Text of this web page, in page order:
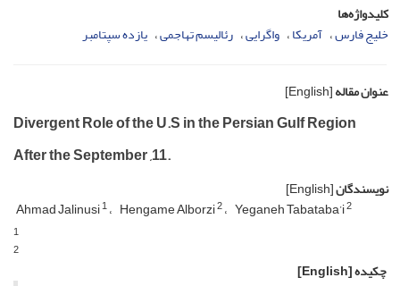
کلیدواژه‌ها
خلیج فارس آمریکا واگرایی رئالیسم تهاجمی یازده سپتامبر
عنوان مقاله[English]
Divergent Role of the U.S in the Persian Gulf Region
After the September ,11.
نویسندگان[English]
Ahmad Jalinusi1 Hengame Alborzi2 Yeganeh Tabataba’i2
1
2
چکیده[English]